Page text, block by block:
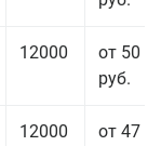
12000
от 50
руб.
12000
от 47